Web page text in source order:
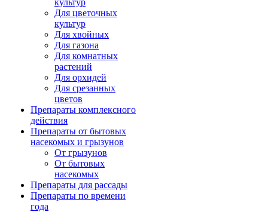
культур
Для цветочных
культур
Для хвойных
Для газона
Для комнатных
растений
Для орхидей
Для срезанных
цветов
Препараты комплексного
действия
Препараты от бытовых
насекомых и грызунов
От грызунов
От бытовых
насекомых
Препараты для рассады
Препараты по времени
года